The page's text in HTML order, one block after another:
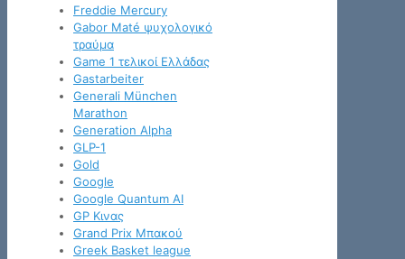
Freddie Mercury
Gabor Maté ψυχολογικό
τραύμα
Game 1 τελικοί Ελλάδας
Gastarbeiter
Generali München
Marathon
Generation Alpha
GLP-1
Gold
Google
Google Quantum AI
GP Κινας
Grand Prix Μπακού
Greek Basket league